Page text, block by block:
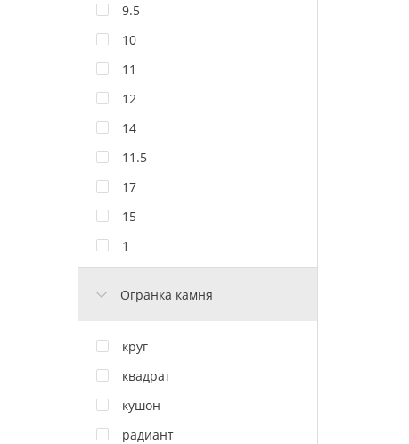
9.5
10
11
12
14
11.5
17
15
1
Огранка камня
круг
квадрат
кушон
радиант